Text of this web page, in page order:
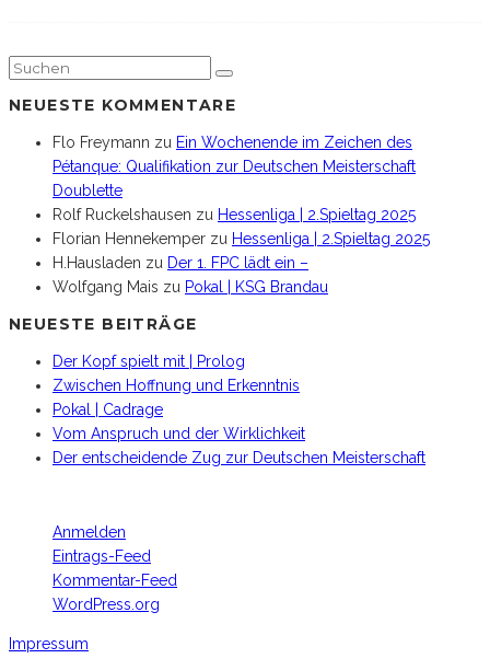
NEUESTE KOMMENTARE
Flo Freymann zu Ein Wochenende im Zeichen des
Pétanque: Qualifikation zur Deutschen Meisterschaft
Doublette
Rolf Ruckelshausen zu Hessenliga | 2.Spieltag 2025
Florian Hennekemper zu Hessenliga | 2.Spieltag 2025
H.Hausladen zu Der 1. FPC lädt ein –
Wolfgang Mais zu Pokal | KSG Brandau
NEUESTE BEITRÄGE
Der Kopf spielt mit | Prolog
Zwischen Hoffnung und Erkenntnis
Pokal | Cadrage
Vom Anspruch und der Wirklichkeit
Der entscheidende Zug zur Deutschen Meisterschaft
Anmelden
Eintrags-Feed
Kommentar-Feed
WordPress.org
Impressum